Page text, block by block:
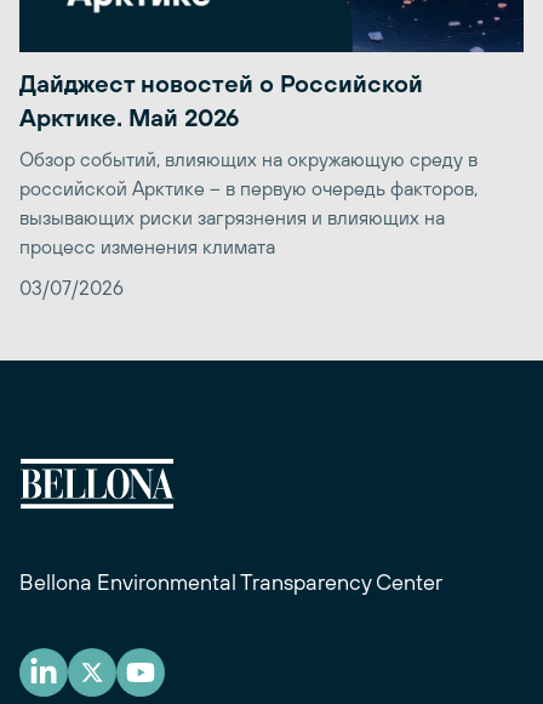
Дайджест новостей о Российской
Арктике. Май 2026
Обзор событий, влияющих на окружающую среду в
российской Арктике – в первую очередь факторов,
вызывающих риски загрязнения и влияющих на
процесс изменения климата
03/07/2026
Bellona Environmental Transparency Center